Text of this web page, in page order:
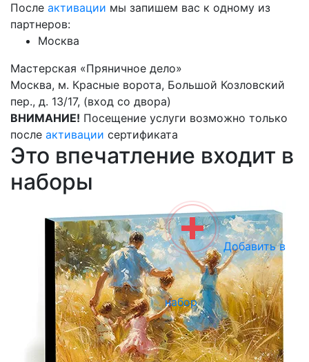
После активации мы запишем вас к одному из
партнеров:
Москва
Мастерская «Пряничное дело»
Москва, м. Красные ворота, Большой Козловский
пер., д. 13/17, (вход со двора)
ВНИМАНИЕ! Посещение услуги возможно только
после активации сертификата
Это впечатление входит в
наборы
Добавить в
набор